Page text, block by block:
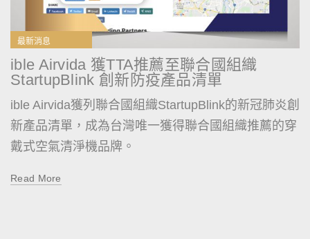
最新消息
ible Airvida 獲TTA推薦至聯合國組織
StartupBlink 創新防疫產品清單
ible Airvida獲列聯合國組織StartupBlink的新冠肺炎創
新產品清單，成為台灣唯一獲得聯合國組織推薦的穿
戴式空氣清淨機品牌。
Read More